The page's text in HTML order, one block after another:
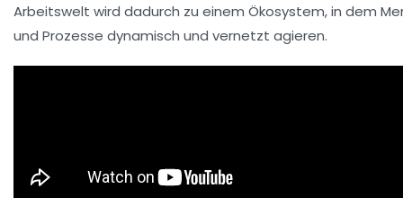
Arbeitswelt wird dadurch zu einem Ökosystem, in dem
und Prozesse dynamisch und vernetzt agieren.